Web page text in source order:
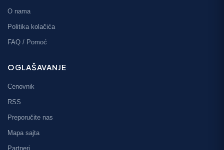
O nama
Politika kolačića
FAQ / Pomoć
OGLAŠAVANJE
Cenovnik
RSS
Preporučite nas
Mapa sajta
Partneri